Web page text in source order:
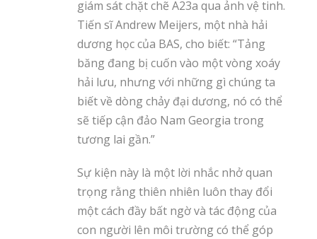
giám sát chặt chẽ A23a qua ảnh vệ tinh.
Tiến sĩ Andrew Meijers, một nhà hải
dương học của BAS, cho biết: “Tảng
băng đang bị cuốn vào một vòng xoáy
hải lưu, nhưng với những gì chúng ta
biết về dòng chảy đại dương, nó có thể
sẽ tiếp cận đảo Nam Georgia trong
tương lai gần.”
Sự kiện này là một lời nhắc nhở quan
trọng rằng thiên nhiên luôn thay đổi
một cách đầy bất ngờ và tác động của
con người lên môi trường có thể góp